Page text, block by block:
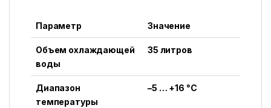
Параметр Значение
Объем охлаждающей
воды
35 литров
Диапазон
температуры
–5 … +16 °C